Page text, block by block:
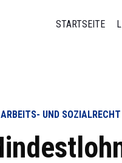
STARTSEITE
UND SOZIALRECHT